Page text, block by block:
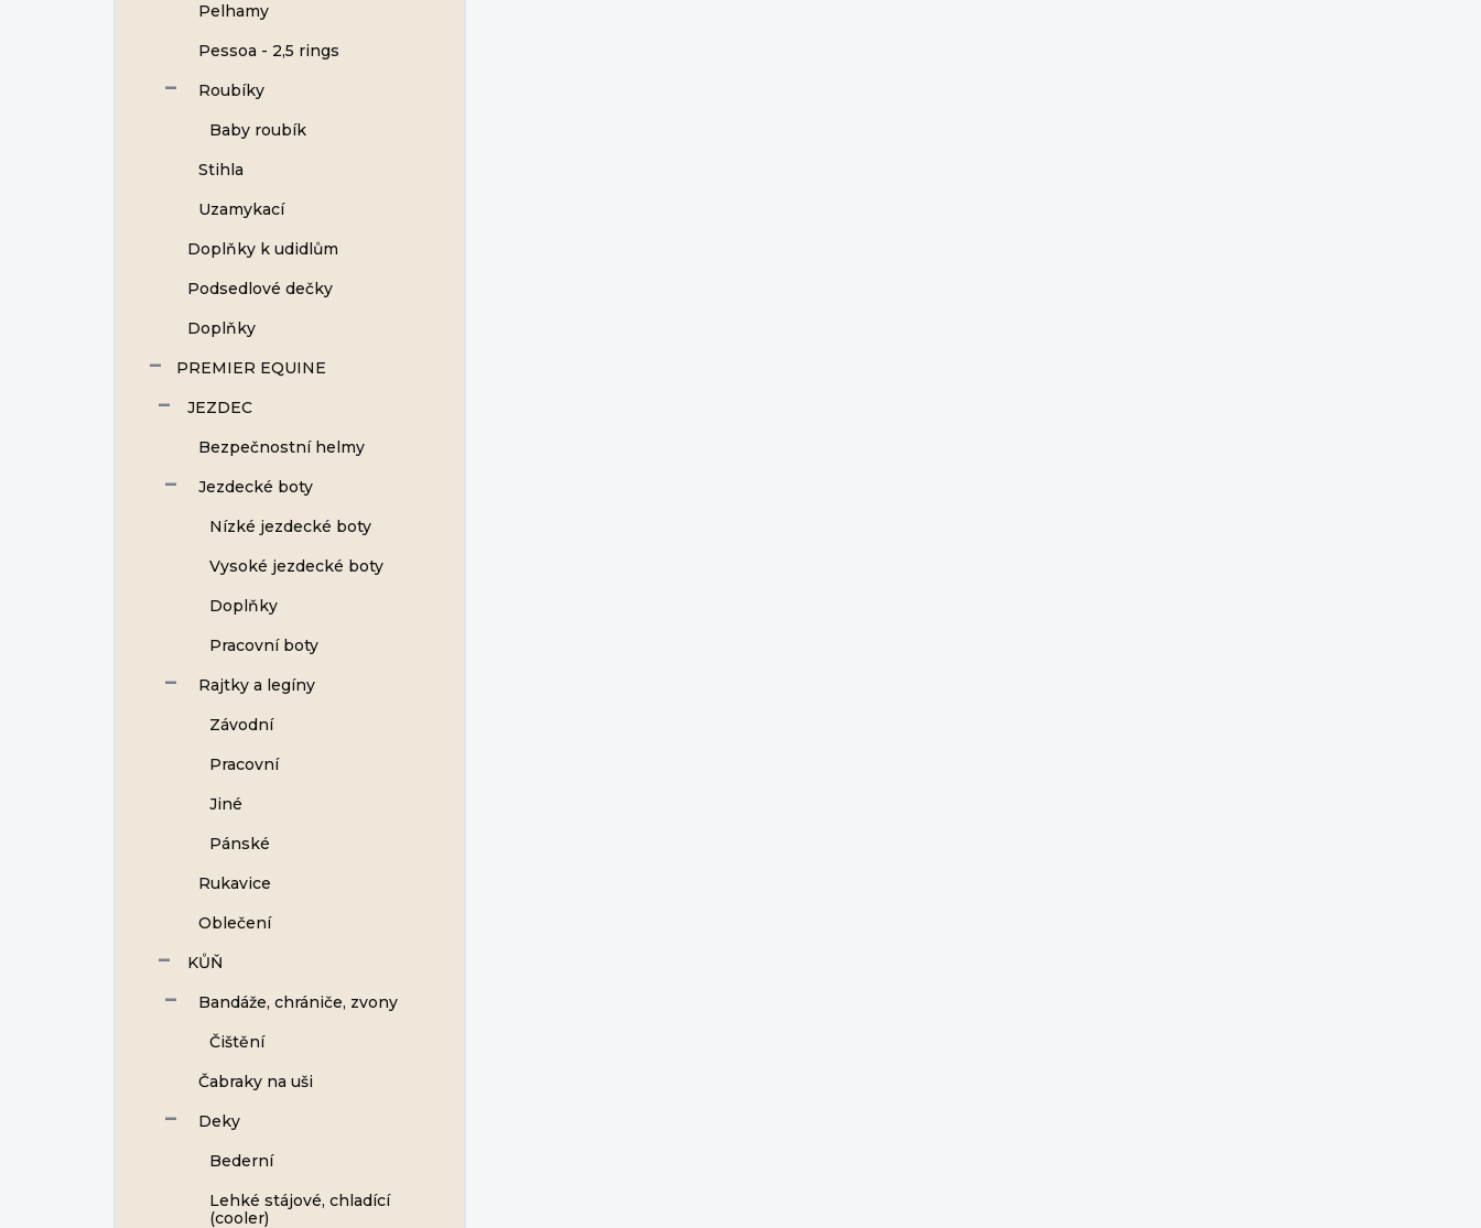
Pelhamy
Pessoa - 2,5 rings
Roubíky
Baby roubík
Stihla
Uzamykací
Doplňky k udidlům
Podsedlové dečky
Doplňky
PREMIER EQUINE
JEZDEC
Bezpečnostní helmy
Jezdecké boty
Nízké jezdecké boty
Vysoké jezdecké boty
Doplňky
Pracovní boty
Rajtky a legíny
Závodní
Pracovní
Jiné
Pánské
Rukavice
Oblečení
KŮŇ
Bandáže, chrániče, zvony
Čištění
Čabraky na uši
Deky
Bederní
Lehké stájové, chladící
(cooler)